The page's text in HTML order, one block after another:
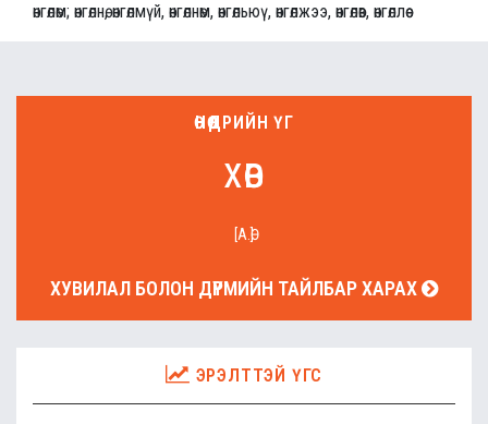
өнгөлөм; өнгөлнө, өнгөлмүй, өнгөлнөм, өнгөльюү, өнгөлжээ, өнгөлөв, өнгөллөө
ӨНӨӨДРИЙН ҮГ
хөв
[А.Ө]
ХУВИЛАЛ БОЛОН ДҮРМИЙН ТАЙЛБАР ХАРАХ
ЭРЭЛТТЭЙ ҮГС